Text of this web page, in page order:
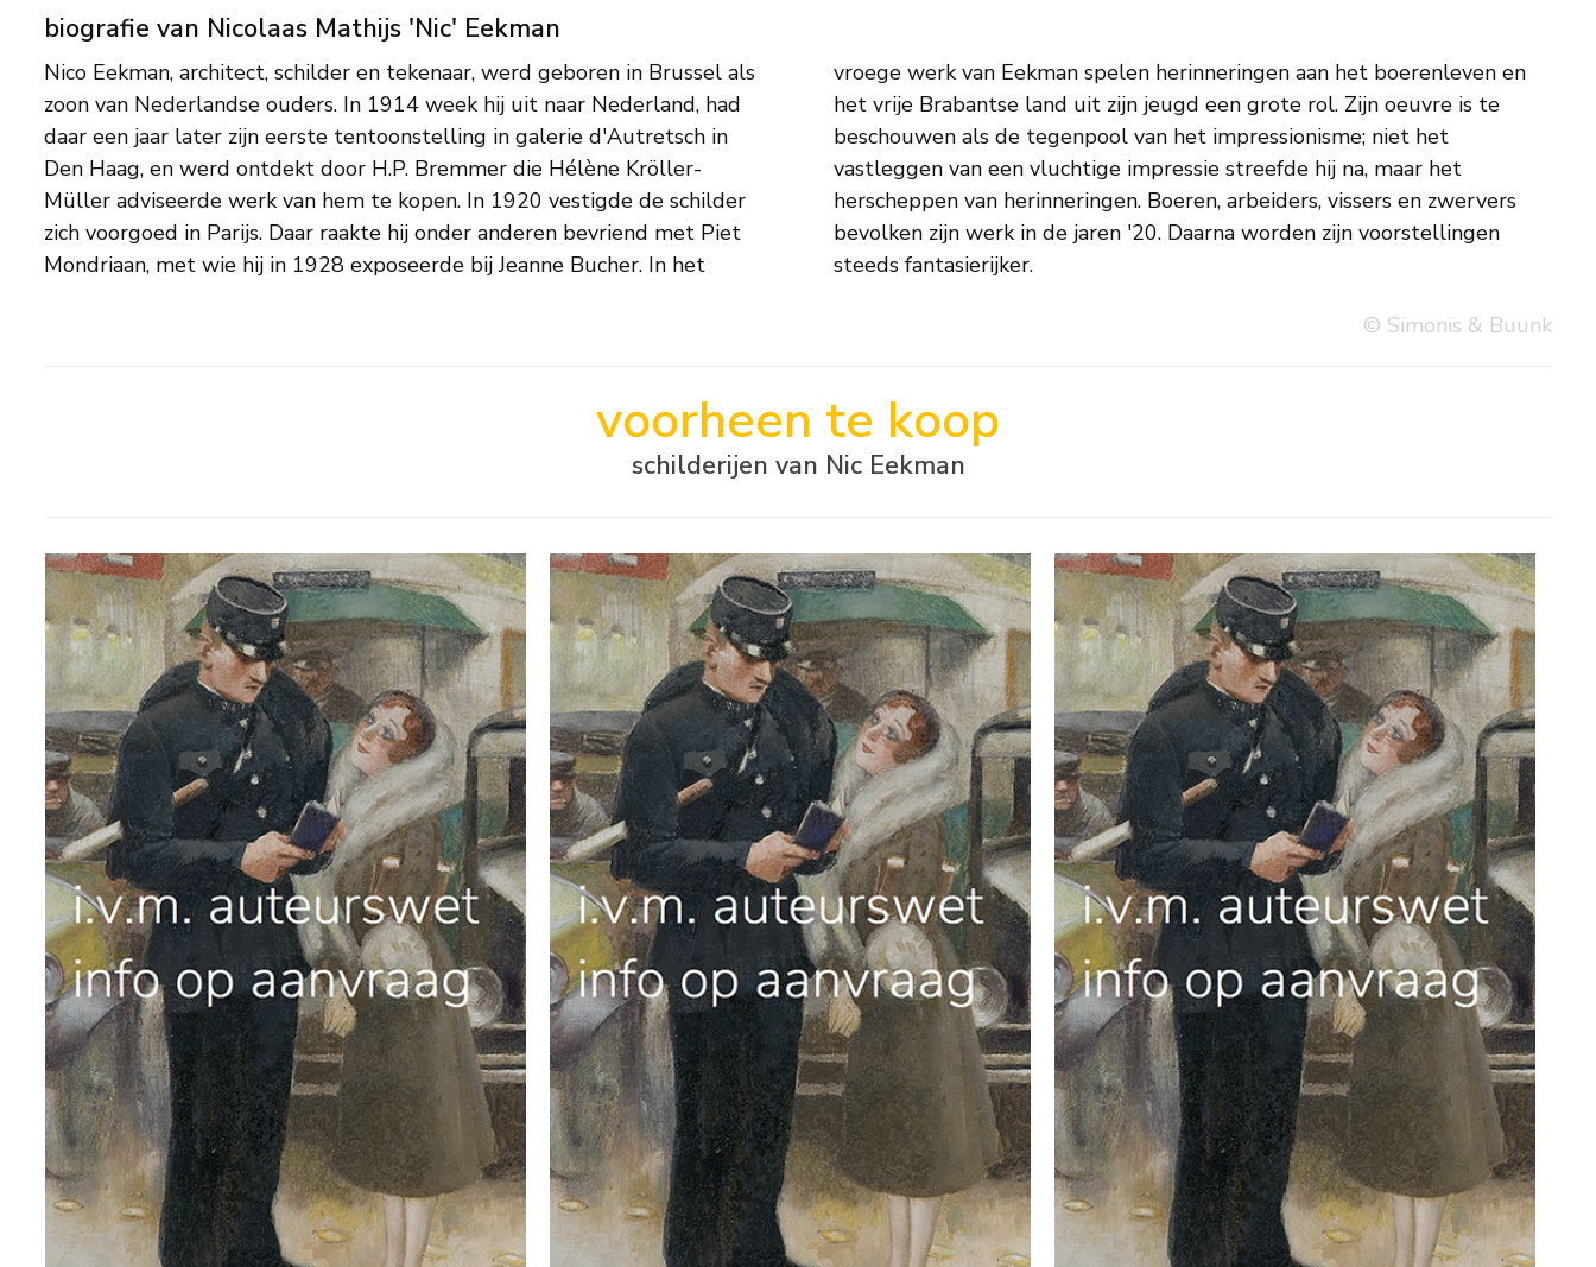
biografie van Nicolaas Mathijs 'Nic' Eekman
Nico Eekman, architect, schilder en tekenaar, werd geboren in Brussel als
zoon van Nederlandse ouders. In 1914 week hij uit naar Nederland, had
daar een jaar later zijn eerste tentoonstelling in galerie d'Autretsch in
Den Haag, en werd ontdekt door H.P. Bremmer die Hélène Kröller-
Müller adviseerde werk van hem te kopen. In 1920 vestigde de schilder
zich voorgoed in Parijs. Daar raakte hij onder anderen bevriend met Piet
Mondriaan, met wie hij in 1928 exposeerde bij Jeanne Bucher. In het
vroege werk van Eekman spelen herinneringen aan het boerenleven en
het vrije Brabantse land uit zijn jeugd een grote rol. Zijn oeuvre is te
beschouwen als de tegenpool van het impressionisme; niet het
vastleggen van een vluchtige impressie streefde hij na, maar het
herscheppen van herinneringen. Boeren, arbeiders, vissers en zwervers
bevolken zijn werk in de jaren '20. Daarna worden zijn voorstellingen
steeds fantasierijker.
© Simonis & Buunk
voorheen te koop
schilderijen van Nic Eekman